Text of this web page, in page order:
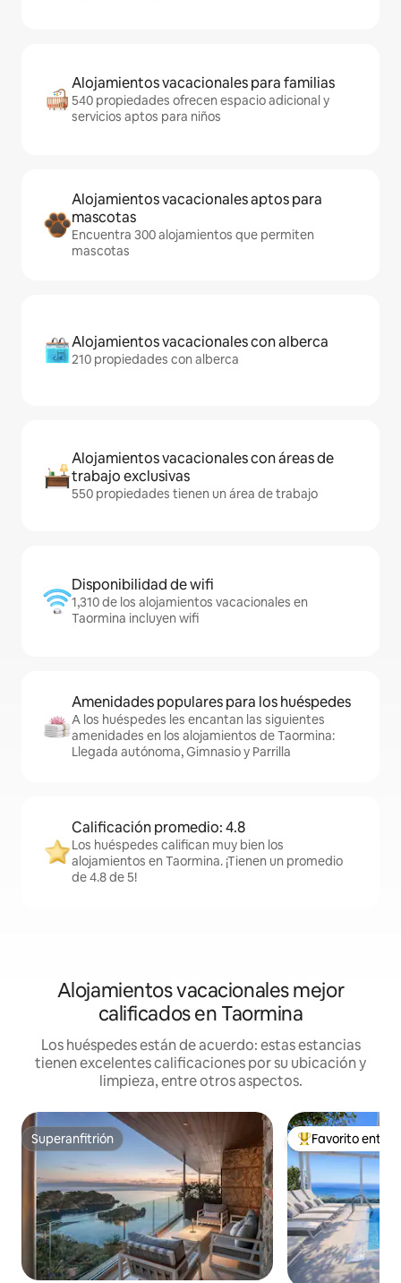
Alojamientos vacacionales para familias
540 propiedades ofrecen espacio adicional y
servicios aptos para niños
Alojamientos vacacionales aptos para
mascotas
Encuentra 300 alojamientos que permiten
mascotas
Alojamientos vacacionales con alberca
210 propiedades con alberca
Alojamientos vacacionales con áreas de
trabajo exclusivas
550 propiedades tienen un área de trabajo
Disponibilidad de wifi
1,310 de los alojamientos vacacionales en
Taormina incluyen wifi
Amenidades populares para los huéspedes
A los huéspedes les encantan las siguientes
amenidades en los alojamientos de Taormina:
Llegada autónoma, Gimnasio y Parrilla
Calificación promedio: 4.8
Los huéspedes califican muy bien los
alojamientos en Taormina. ¡Tienen un promedio
de 4.8 de 5!
Alojamientos vacacionales mejor
calificados en Taormina
Los huéspedes están de acuerdo: estas estancias
tienen excelentes calificaciones por su ubicación y
limpieza, entre otros aspectos.
Superanfitrión
Superanfitrión De los mejores
Favorito entre